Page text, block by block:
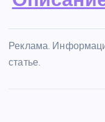
Реклама.
статье.